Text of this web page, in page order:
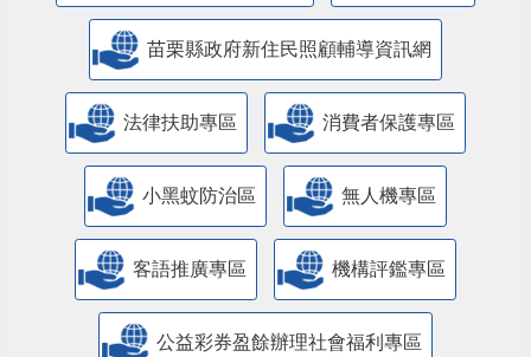
苗栗縣政府交通安全網 道安專區
苗栗縣政府新住民照顧輔導資訊網
法律扶助專區 消費者保護專區
小黑蚊防治區 無人機專區
客語推廣專區 機構評鑑專區